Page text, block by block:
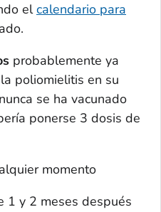
elcalendario para
probablemente ya
poliomielitis en su
se ha vacunado
ponerse 3 dosis de
momento
1 y 2 meses después